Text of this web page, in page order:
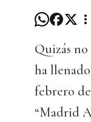
Quizás
ha
febrero de
“Madrid